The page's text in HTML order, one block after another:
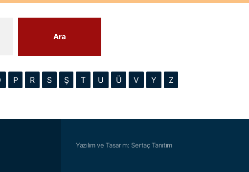
Ara
P R S Ş T U Ü V Y Z
Yazılım ve Tasarım: Sertaç Tanıtım